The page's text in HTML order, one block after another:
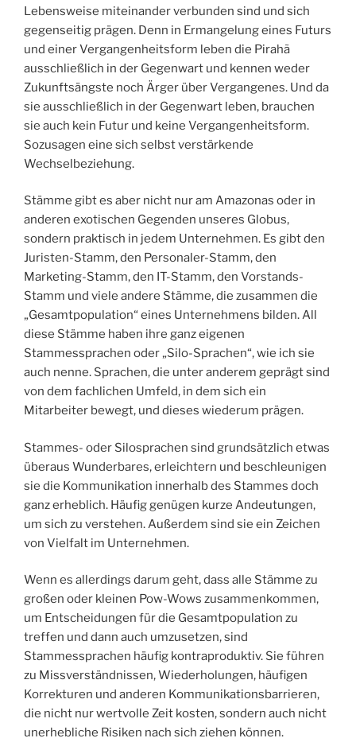
Lebensweise miteinander verbunden sind und sich
gegenseitig prägen. Denn in Ermangelung eines Futurs
und einer Vergangenheitsform leben die Pirahã
ausschließlich in der Gegenwart und kennen weder
Zukunftsängste noch Ärger über Vergangenes. Und da
sie ausschließlich in der Gegenwart leben, brauchen
sie auch kein Futur und keine Vergangenheitsform.
Sozusagen eine sich selbst verstärkende
Wechselbeziehung.
Stämme gibt es aber nicht nur am Amazonas oder in
anderen exotischen Gegenden unseres Globus,
sondern praktisch in jedem Unternehmen. Es gibt den
Juristen-Stamm, den Personaler-Stamm, den
Marketing-Stamm, den IT-Stamm, den Vorstands-
Stamm und viele andere Stämme, die zusammen die
„Gesamtpopulation“ eines Unternehmens bilden. All
diese Stämme haben ihre ganz eigenen
Stammessprachen oder „Silo-Sprachen“, wie ich sie
auch nenne. Sprachen, die unter anderem geprägt sind
von dem fachlichen Umfeld, in dem sich ein
Mitarbeiter bewegt, und dieses wiederum prägen.
Stammes- oder Silosprachen sind grundsätzlich etwas
überaus Wunderbares, erleichtern und beschleunigen
sie die Kommunikation innerhalb des Stammes doch
ganz erheblich. Häufig genügen kurze Andeutungen,
um sich zu verstehen. Außerdem sind sie ein Zeichen
von Vielfalt im Unternehmen.
Wenn es allerdings darum geht, dass alle Stämme zu
großen oder kleinen Pow-Wows zusammenkommen,
um Entscheidungen für die Gesamtpopulation zu
treffen und dann auch umzusetzen, sind
Stammessprachen häufig kontraproduktiv. Sie führen
zu Missverständnissen, Wiederholungen, häufigen
Korrekturen und anderen Kommunikationsbarrieren,
die nicht nur wertvolle Zeit kosten, sondern auch nicht
unerhebliche Risiken nach sich ziehen können.